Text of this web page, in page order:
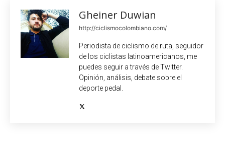
Gheiner Duwian
http://ciclismocolombiano.com/
Periodista de ciclismo de ruta, seguidor
de los ciclistas latinoamericanos, me
puedes seguir a través de Twitter.
Opinión, análisis, debate sobre el
deporte pedal.